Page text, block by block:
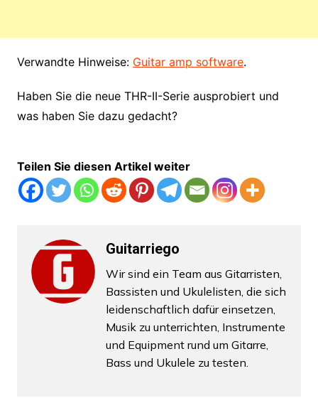
Verwandte Hinweise: Guitar amp software.
Haben Sie die neue THR-II-Serie ausprobiert und
was haben Sie dazu gedacht?
Teilen Sie diesen Artikel weiter
Guitarriego
Wir sind ein Team aus Gitarristen,
Bassisten und Ukulelisten, die sich
leidenschaftlich dafür einsetzen,
Musik zu unterrichten, Instrumente
und Equipment rund um Gitarre,
Bass und Ukulele zu testen.